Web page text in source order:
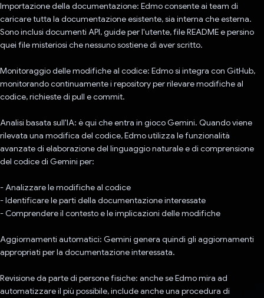
Importazione della documentazione: Edmo consente ai team di
caricare tutta la documentazione esistente, sia interna che esterna.
Sono inclusi documenti API, guide per l'utente, file README e persino
quei file misteriosi che nessuno sostiene di aver scritto.
Monitoraggio delle modifiche al codice: Edmo si integra con GitHub,
monitorando continuamente i repository per rilevare modifiche al
codice, richieste di pull e commit.
Analisi basata sull'IA: è qui che entra in gioco Gemini. Quando viene
rilevata una modifica del codice, Edmo utilizza le funzionalità
avanzate di elaborazione del linguaggio naturale e di comprensione
del codice di Gemini per:
- Analizzare le modifiche al codice
- Identificare le parti della documentazione interessate
- Comprendere il contesto e le implicazioni delle modifiche
Aggiornamenti automatici: Gemini genera quindi gli aggiornamenti
appropriati per la documentazione interessata.
Revisione da parte di persone fisiche: anche se Edmo mira ad
automatizzare il più possibile, include anche una procedura di